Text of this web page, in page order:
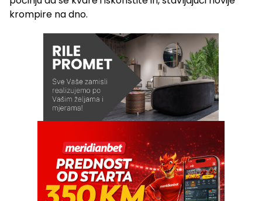
krompire na dno.